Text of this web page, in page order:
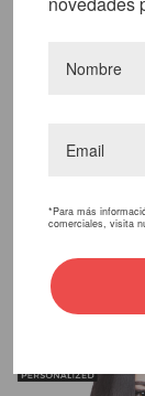
Para Mujer Con
*Para más
comerciales, visita